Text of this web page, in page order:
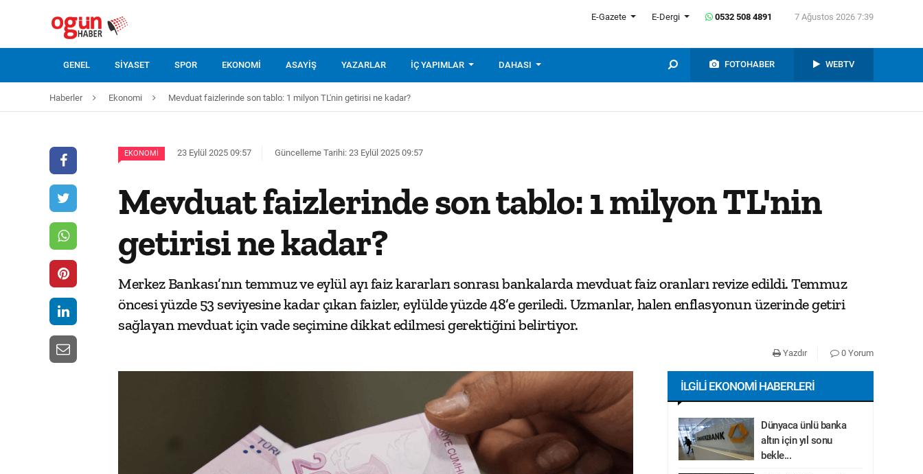
E-Gazete E-Dergi 0532 508 4891 7 Ağustos 2026 7:39
GENEL SIYASET SPOR EKONOMI ASAYIŞ YAZARLAR İÇ YAPIMLAR DAHASI FOTOHABER WEBTV
Haberler Ekonomi Mevduat faizlerinde son tablo: 1 milyon TL'nin getirisi ne kadar?
EKONOMI 23 Eylül 2025 09:57 Güncelleme Tarihi: 23 Eylül 2025 09:57
Mevduat faizlerinde son tablo: 1 milyon TL'nin
getirisi ne kadar?
Merkez Bankası’nın temmuz ve eylül ayı faiz kararları sonrası bankalarda mevduat faiz oranları revize edildi. Temmuz
öncesi yüzde 53 seviyesine kadar çıkan faizler, eylülde yüzde 48’e geriledi. Uzmanlar, halen enflasyonun üzerinde getiri
sağlayan mevduat için vade seçimine dikkat edilmesi gerektiğini belirtiyor.
Yazdır 0 Yorum
İLGILI EKONOMI HABERLERI
Dünyaca ünlü banka
altın için yıl sonu
bekle...